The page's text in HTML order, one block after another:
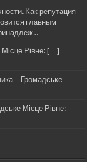
Как репутация
главным
Місце Рівне: […]
– Громадське
Місце Рівне: